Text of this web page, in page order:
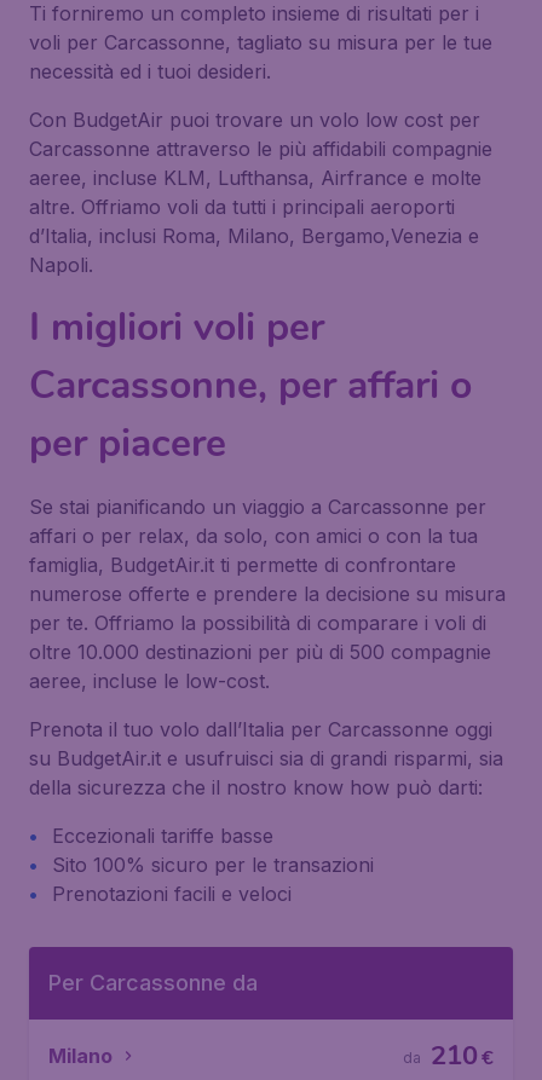
Ti forniremo un completo insieme di risultati per i
voli per Carcassonne, tagliato su misura per le tue
necessità ed i tuoi desideri.
Con BudgetAir puoi trovare un volo low cost per
Carcassonne attraverso le più affidabili compagnie
aeree, incluse KLM, Lufthansa, Airfrance e molte
altre. Offriamo voli da tutti i principali aeroporti
d’Italia, inclusi Roma, Milano, Bergamo,Venezia e
Napoli.
I migliori voli per
Carcassonne, per affari o
per piacere
Se stai pianificando un viaggio a Carcassonne per
affari o per relax, da solo, con amici o con la tua
famiglia, BudgetAir.it ti permette di confrontare
numerose offerte e prendere la decisione su misura
per te. Offriamo la possibilità di comparare i voli di
oltre 10.000 destinazioni per più di 500 compagnie
aeree, incluse le low-cost.
Prenota il tuo volo dall’Italia per Carcassonne oggi
su BudgetAir.it e usufruisci sia di grandi risparmi, sia
della sicurezza che il nostro know how può darti:
Eccezionali tariffe basse
Sito 100% sicuro per le transazioni
Prenotazioni facili e veloci
Per Carcassonne da
Milano €
210
da